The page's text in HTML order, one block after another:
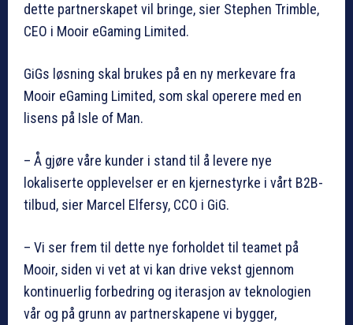
dette partnerskapet vil bringe, sier Stephen Trimble,
CEO i Mooir eGaming Limited.
GiGs løsning skal brukes på en ny merkevare fra
Mooir eGaming Limited, som skal operere med en
lisens på Isle of Man.
– Å gjøre våre kunder i stand til å levere nye
lokaliserte opplevelser er en kjernestyrke i vårt B2B-
tilbud, sier Marcel Elfersy, CCO i GiG.
– Vi ser frem til dette nye forholdet til teamet på
Mooir, siden vi vet at vi kan drive vekst gjennom
kontinuerlig forbedring og iterasjon av teknologien
vår og på grunn av partnerskapene vi bygger,